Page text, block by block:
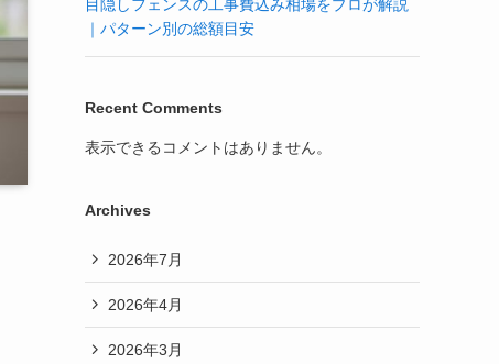
目隠しフェンスの工事費込み相場をプロが解説
｜パターン別の総額目安
Recent Comments
表示できるコメントはありません。
Archives
2026年7月
2026年4月
2026年3月